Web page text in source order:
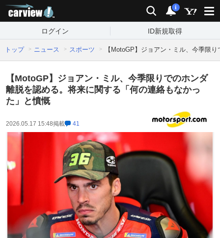
検索 通知
i
ログイン ID新規取得
トップ ニュース スポーツ 【MotoGP】ジョアン・ミル、今季限
【MotoGP】ジョアン・ミル、今季限りでのホンダ
離脱を認める。将来に関する「何の連絡もなかっ
た」と憤慨
2026.05.17 15:48掲載 41